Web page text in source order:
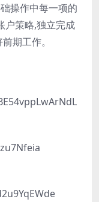
操作中每一项的
户策略,独立完成
期工作。